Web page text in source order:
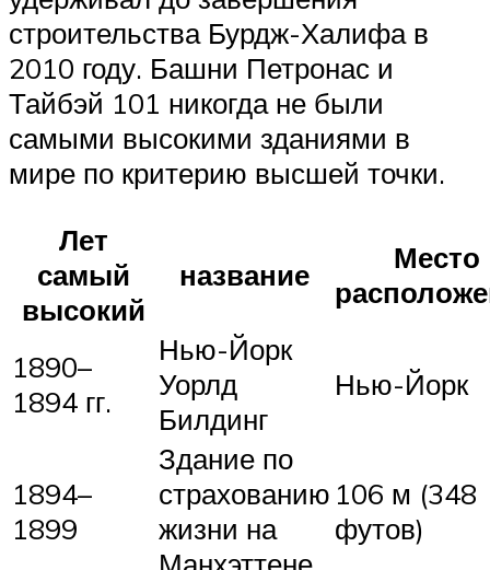
строительства Бурдж-Халифа в
2010 году. Башни Петронас и
Тайбэй 101 никогда не были
самыми высокими зданиями в
мире по критерию высшей точки.
Лет
самый
высокий
название
Место
1890–
1894 гг.
Нью-Йорк
Уорлд
Билдинг
Нью-Йорк
1894–
1899
Здание по
страхованию
жизни на
106 м (348
футов)